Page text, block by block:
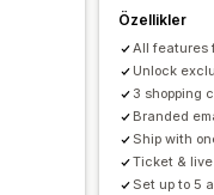
Özellikler
All features
Unlock
3 shopping
Branded
Ship with
Ticket &
Set up to 5